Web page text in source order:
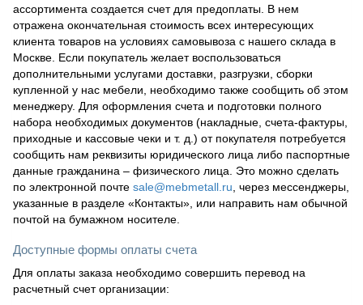
ассортимента создается счет для предоплаты. В нем
отражена окончательная стоимость всех интересующих
клиента товаров на условиях самовывоза с нашего склада в
Москве. Если покупатель желает воспользоваться
дополнительными услугами доставки, разгрузки, сборки
купленной у нас мебели, необходимо также сообщить об этом
менеджеру. Для оформления счета и подготовки полного
набора необходимых документов (накладные, счета-фактуры,
приходные и кассовые чеки и т. д.) от покупателя потребуется
сообщить нам реквизиты юридического лица либо паспортные
данные гражданина – физического лица. Это можно сделать
по электронной почте sale@mebmetall.ru , через мессенджеры,
указанные в разделе «Контакты», или направить нам обычной
почтой на бумажном носителе.
Доступные формы оплаты счета
Для оплаты заказа необходимо совершить перевод на
расчетный счет организации: